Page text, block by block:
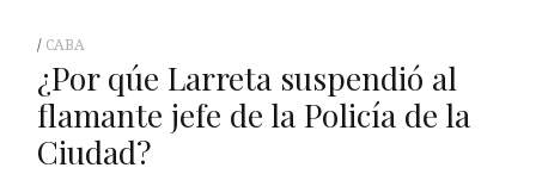
CABA
¿Por qúe Larreta suspendió al
flamante jefe de la Policía de la
Ciudad?